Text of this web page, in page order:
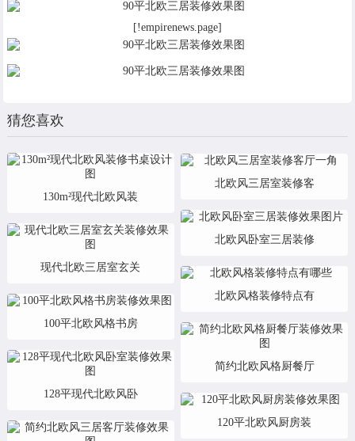
[!empirenews.page]
猜您喜欢
130m²现代北欧风装
现代北欧三居室玄关
100平北欧风格书房
128平现代北欧风卧
北欧风三居室装修客
北欧风卧室三居装修
北欧风格装修特点有
简约北欧风格厨餐厅
120平北欧风厨房装